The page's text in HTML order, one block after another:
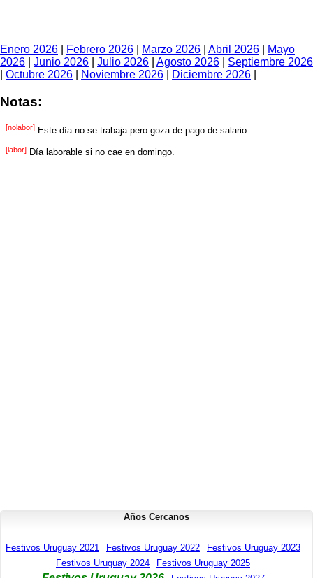
Enero 2026 Febrero 2026 Marzo 2026 Abril 2026
Mayo
2026
Junio 2026 Julio 2026 Agosto 2026
Septiembre 2026
Octubre 2026 Noviembre 2026 Diciembre 2026
Notas:
[nolabor] Este día no se trabaja pero goza de pago de salario.
[labor] Día laborable si no cae en domingo.
Años Cercanos
Festivos Uruguay 2021 Festivos Uruguay 2022
Festivos Uruguay 2023
Festivos Uruguay 2024
Festivos Uruguay 2025